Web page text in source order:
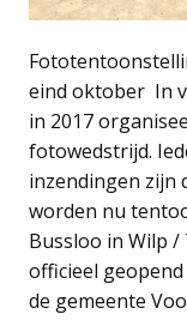
eind oktober In
in 2017
fotowedstrijd.
inzendingen zijn
worden nu
Bussloo in Wilp
officieel
de gemeente